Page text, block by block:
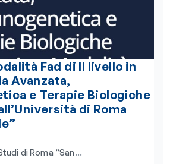
Fad di II livello in
Avanzata,
e Terapie Biologiche
di Roma
di Roma “San